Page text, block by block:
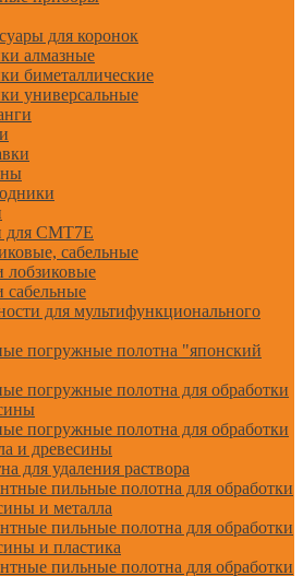
для коронок
алмазные
биметаллические
универсальные
для CMT7E
сабельные
лобзиковые
сабельные
для мультифункционального
погружные полотна "японский
погружные полотна для обработки
погружные полотна для обработки
и древесины
для удаления раствора
пильные полотна для обработки
и металла
пильные полотна для обработки
и пластика
пильные полотна для обработки